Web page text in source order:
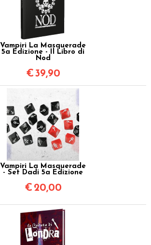
Vampiri La Masquerade
5a Edizione - Il Libro di
Nod
€39,90
Vampiri La Masquerade
- Set Dadi 5a Edizione
€ 20,00